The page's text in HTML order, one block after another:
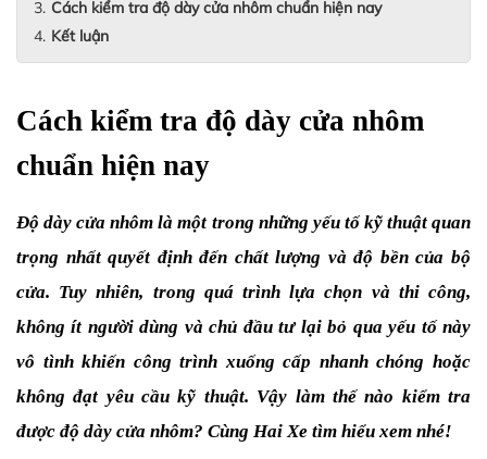
Cách kiểm tra độ dày cửa nhôm chuẩn hiện nay
Kết luận
Cách kiểm tra độ dày cửa nhôm
chuẩn hiện nay
Độ dày cửa nhôm là một trong những yếu tố kỹ thuật quan
trọng nhất quyết định đến chất lượng và độ bền của bộ
cửa. Tuy nhiên, trong quá trình lựa chọn và thi công,
không ít người dùng và chủ đầu tư lại bỏ qua yếu tố này
vô tình khiến công trình xuống cấp nhanh chóng hoặc
không đạt yêu cầu kỹ thuật. Vậy làm thế nào kiểm tra
được độ dày cửa nhôm? Cùng Hai Xe tìm hiểu xem nhé!